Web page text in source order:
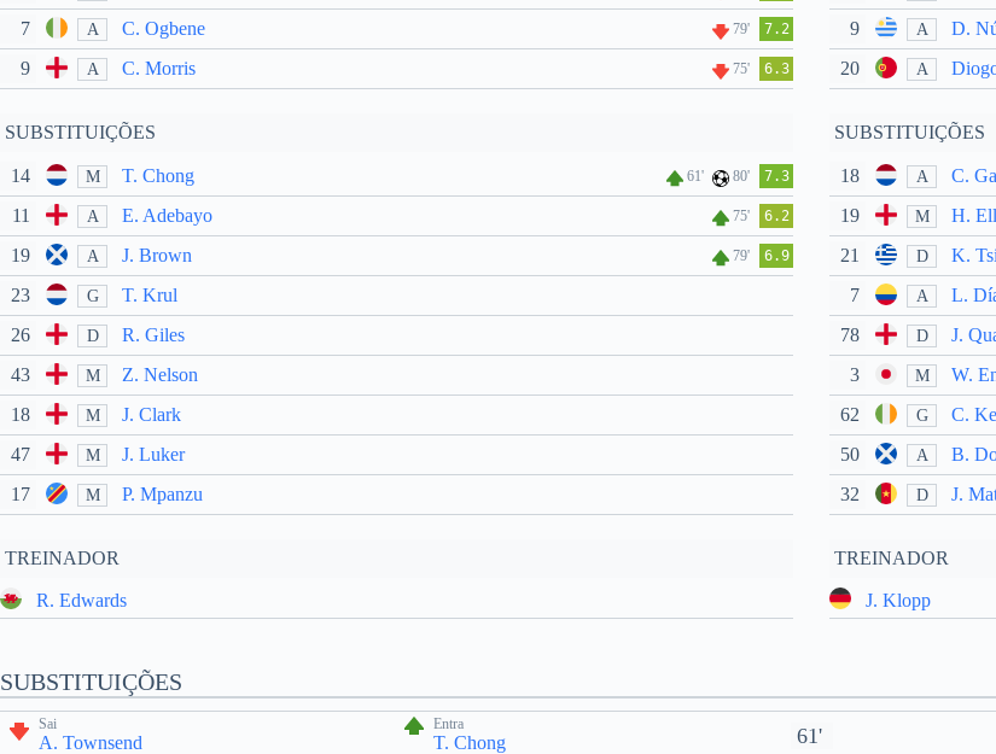
7 A C. Ogbene 79' 7.2
9 A C. Morris 75' 6.3
SUBSTITUIÇÕES
14 M T. Chong 61' 80' 7.3
11 A E. Adebayo 75' 6.2
19 A J. Brown 79' 6.9
23 G
T. Krul
26
D
R. Giles
43
M
Z. Nelson
18
M
J. Clark
47
M
J. Luker
17
M P. Mpanzu
TREINADOR
R. Edwards
9 A D.
20 A
SUBSTITUIÇÕES
18 A C.
19 M H.
21 D K.
7 A L.
78 D
J.
3
M
W.
62
G
C.
50
A
B.
32
D J.
TREINADOR
J. Klopp
SUBSTITUIÇÕES
Sai
A. Townsend
Entra
T. Chong 61'